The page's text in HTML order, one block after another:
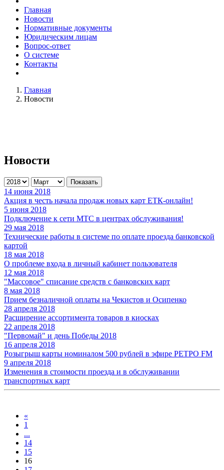
Главная
Новости
Нормативные документы
Юридическим лицам
Вопрос-ответ
О системе
Контакты
Главная
Новости
Новости
Показать
14 июня 2018
Акция в честь начала продаж новых карт ЕТК-онлайн!
5 июня 2018
Подключение к сети МТС в центрах обслуживания!
29 мая 2018
Технические работы в системе по оплате проезда банковской
картой
18 мая 2018
О проблеме входа в личный кабинет пользователя
12 мая 2018
"Массовое" списание средств с банковских карт
8 мая 2018
Прием безналичной оплаты на Чекистов и Осипенко
28 апреля 2018
Расширение ассортимента товаров в киосках
22 апреля 2018
"Первомай" и день Победы 2018
16 апреля 2018
Розыгрыш карты номиналом 500 рублей в эфире РЕТРО FM
9 апреля 2018
Изменения в стоимости проезда и в обслуживании
транспортных карт
«
1
...
14
15
16